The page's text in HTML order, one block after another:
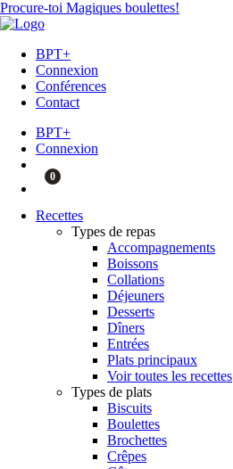
Procure-toi Magiques boulettes!
BPT+
Connexion
Conférences
Contact
BPT+
Connexion
0
Recettes
Types de repas
Accompagnements
Boissons
Collations
Déjeuners
Desserts
Dîners
Entrées
Plats principaux
Voir toutes les recettes
Types de plats
Biscuits
Boulettes
Brochettes
Crêpes